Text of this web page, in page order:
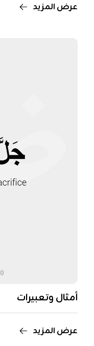
عرض المزيد
أمثال وتعبيرات
عرض المزيد